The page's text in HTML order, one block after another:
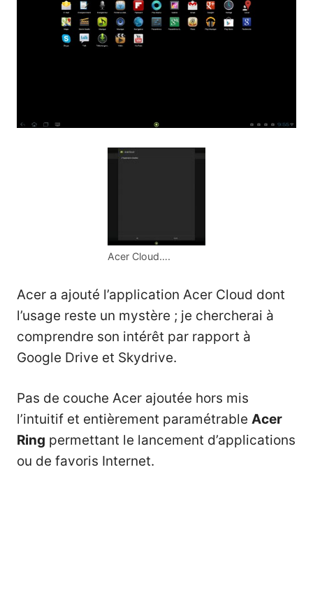
Acer Cloud….
Acer a ajouté l’application Acer Cloud dont
l’usage reste un mystère ; je chercherai à
comprendre son intérêt par rapport à
Google Drive et Skydrive.
Pas de couche Acer ajoutée hors mis
l’intuitif et entièrement paramétrable Acer
Ring permettant le lancement d’applications
ou de favoris Internet.